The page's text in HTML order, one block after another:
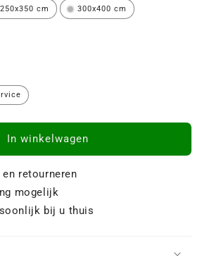
250x350 cm 300x400 cm
In winkelwagen
en retourneren
mogelijk
bij u thuis